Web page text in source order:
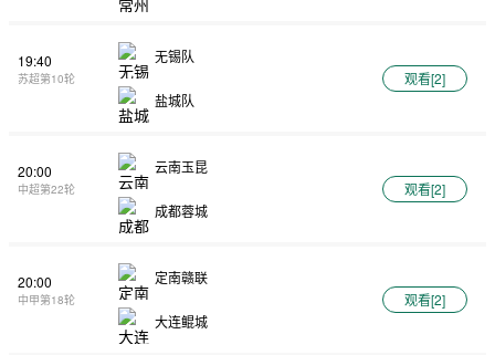
19:40
苏超第10轮
无锡队
盐城队
观看[2]
20:00
中超第22轮
云南玉昆
成都蓉城
观看[2]
20:00
中甲第18轮
定南赣联
大连鲲城
观看[2]